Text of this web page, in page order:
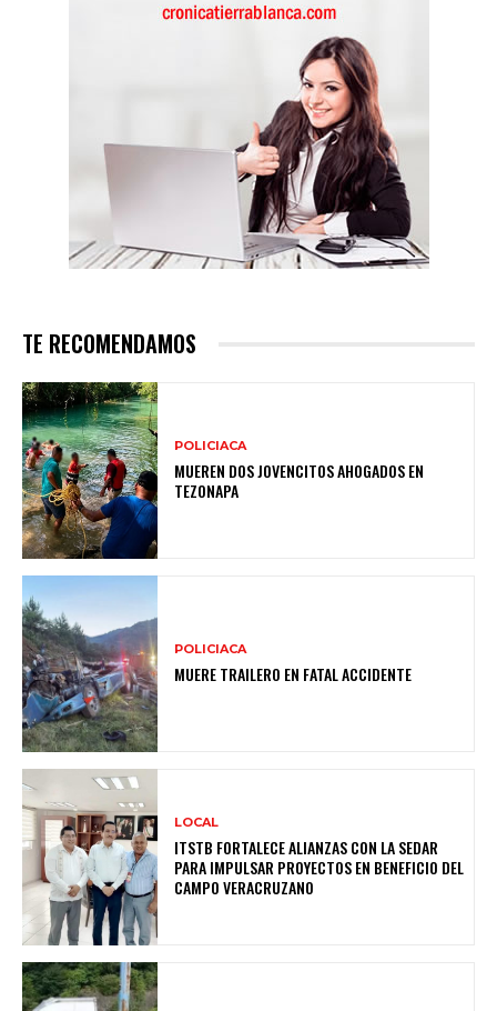
TE RECOMENDAMOS
POLICIACA
MUEREN DOS JOVENCITOS AHOGADOS EN
TEZONAPA
POLICIACA
MUERE TRAILERO EN FATAL ACCIDENTE
LOCAL
ITSTB FORTALECE ALIANZAS CON LA SEDAR
PARA IMPULSAR PROYECTOS EN BENEFICIO DEL
CAMPO VERACRUZANO